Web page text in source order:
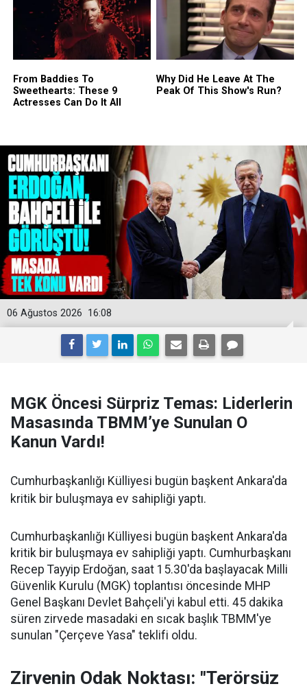
16:08
06 Ağustos 2026
MGK Öncesi Sürpriz Temas: Liderlerin
Masasında TBMM’ye Sunulan O
Kanun Vardı!
Cumhurbaşkanlığı Külliyesi bugün başkent Ankara'da
kritik bir buluşmaya ev sahipliği yaptı.
Cumhurbaşkanlığı Külliyesi bugün başkent Ankara'da
kritik bir buluşmaya ev sahipliği yaptı. Cumhurbaşkanı
Recep Tayyip Erdoğan, saat 15.30'da başlayacak Milli
Güvenlik Kurulu (MGK) toplantısı öncesinde MHP
Genel Başkanı Devlet Bahçeli'yi kabul etti. 45 dakika
süren zirvede masadaki en sıcak başlık TBMM'ye
sunulan "Çerçeve Yasa" teklifi oldu.
Zirvenin Odak Noktası: "Terörsüz